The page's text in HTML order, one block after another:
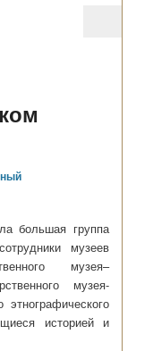
большая группа
музеев
музея–
музея-
этнографического
историей и